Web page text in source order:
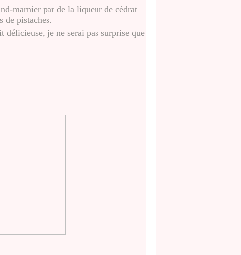
marnier par de la liqueur de cédrat
de pistaches.
délicieuse, je ne serai pas surprise que